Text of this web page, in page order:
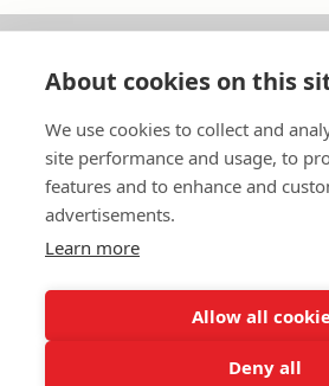
In English
Standardavtal
Snabblänkar
In English
About cookies on this
We use cookies to collect and
site performance and usage, to
features and to enhance and
advertisements.
Learn more
Allow all
Deny all